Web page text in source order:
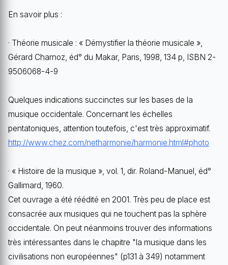
En savoir plus :
· Théorie musicale : « Démystifier la théorie musicale »,
Gérard Charnoz, éd° du Makar, Paris, 1998, 134 p, ISBN 2-
9506068-4-9
Quelques indications succinctes sur les bases de la
musique occidentale. Concernant les échelles
pentatoniques, attention toutefois, c'est très approximatif.
http://www.chez.com/netharmonie/harmonie.html#photo
· « Histoire de la musique », vol. 1, dir. Roland-Manuel, éd°
Gallimard, 1960.
Cet ouvrage a été réédité en 2001. Très peu de place est
consacrée aux musiques qui ne touchent pas la sphère
occidentale. On peut néanmoins trouver des informations
très intéressantes dans le chapitre "la musique dans les
civilisations non européennes" (p131 à 349) notamment